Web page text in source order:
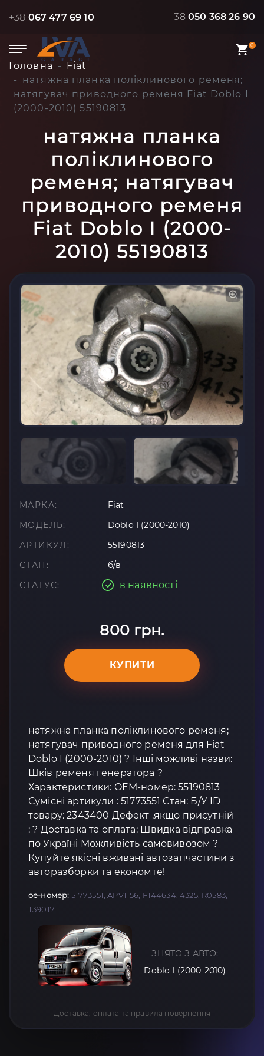
+38 067 477 69 10 +38 050 368 26 90
0
Головна
Fiat
натяжна планка поліклинового ременя;
натягувач приводного ременя Fiat Doblo I
(2000-2010) 55190813
натяжна планка
поліклинового
ременя; натягувач
приводного ременя
Fiat Doblo I (2000-
2010) 55190813
МАРКА:
Fiat
МОДЕЛЬ:
Doblo I (2000-2010)
АРТИКУЛ:
55190813
СТАН:
б/в
СТАТУС:
в наявності
800 грн.
КУПИТИ
натяжна планка поліклинового ременя;
натягувач приводного ременя для Fiat
Doblo I (2000-2010) ? Інші можливі назви:
Шків ременя генератора ?
Характеристики: OEM-номер: 55190813
Сумісні артикули : 51773551 Стан: Б/У ID
товару: 2343400 Дефект ,якщо присутній
: ? Доставка та оплата: Швидка відправка
по Україні Можливість самовивозом ?
Купуйте якісні вживані автозапчастини з
авторазборки та економте!
oe-номер: 51773551, APV1156, FT44634, 4325, R0583,
T39017
ЗНЯТО З АВТО:
Doblo I (2000-2010)
Доставка, оплата та правила повернення